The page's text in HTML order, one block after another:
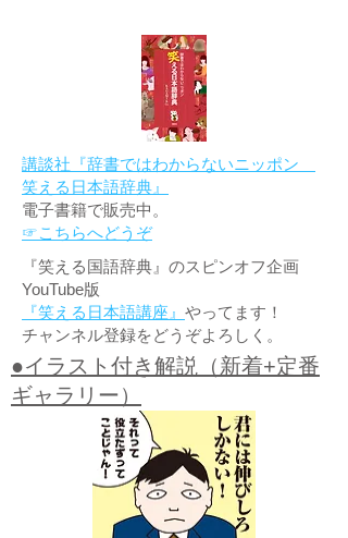
講談社『辞書ではわからないニッポン
笑える日本語辞典』
電子書籍で販売中。
☞こちらへどうぞ
『笑える国語辞典』のスピンオフ企画
YouTube版
『笑える日本語講座』 やってます！
チャンネル登録をどうぞよろしく。
●イラスト付き解説（新着+定番
ギャラリー）